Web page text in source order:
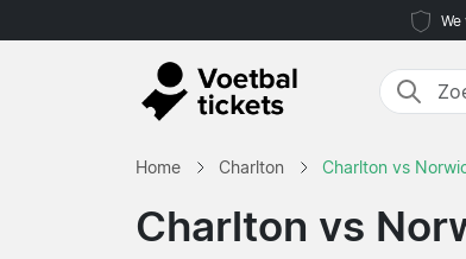
Home Charlton Charlton vs
Charlton vs